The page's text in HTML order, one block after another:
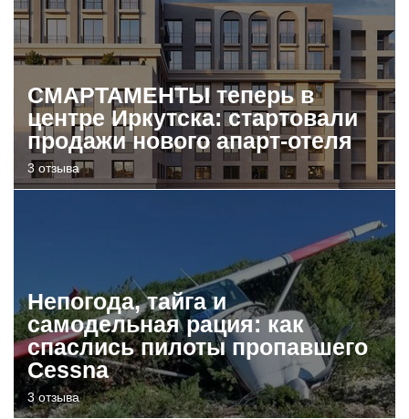
СМАРТАМЕНТЫ теперь в
центре Иркутска: стартовали
продажи нового апарт-отеля
3 отзыва
Непогода, тайга и
самодельная рация: как
спаслись пилоты пропавшего
Cessna
3 отзыва